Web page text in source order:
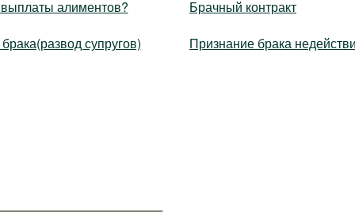
алиментов?
Брачный контракт
супругов)
Признание брака